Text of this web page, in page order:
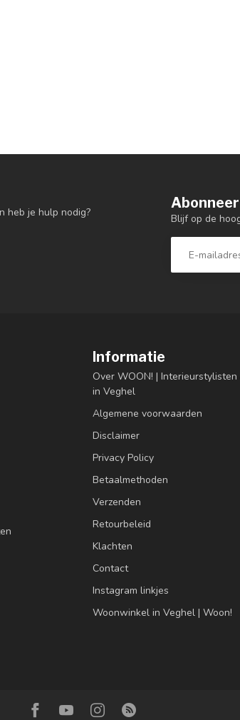
heb je hulp nodig?
Blijf op de
Informatie
Over WOON! |
in Veghel
Algemene voorwaarden
Disclaimer
Privacy Policy
Betaalmethoden
Verzenden
Retourbeleid
Klachten
Contact
Instagram linkjes
Woonwinkel in Veghel | Woon!